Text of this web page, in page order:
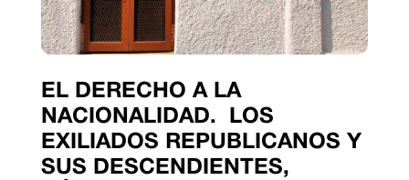
EL DERECHO A LA
NACIONALIDAD. LOS
EXILIADOS REPUBLICANOS Y
SUS DESCENDIENTES,